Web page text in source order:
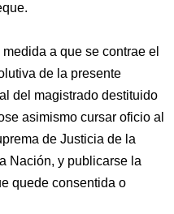
a que se contrae el
de la presente
del magistrado destituido
asimismo cursar oficio al
de Justicia de la
Nación, y publicarse la
quede consentida o